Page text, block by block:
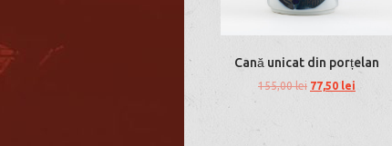
Cană unicat din porțelan
155,00lei 77,50 lei